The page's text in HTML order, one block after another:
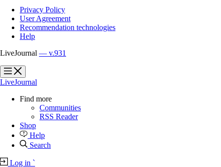
Privacy Policy
User Agreement
Recommendation technologies
Help
LiveJournal — v.931
?
?
LiveJournal
Find more
Communities
RSS Reader
Shop
Help
Search
Log in `